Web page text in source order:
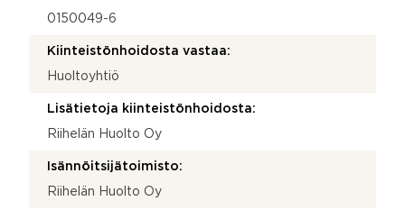
0150049-6
Kiinteistönhoidosta vastaa:
Huoltoyhtiö
Lisätietoja kiinteistönhoidosta:
Riihelän Huolto Oy
Isännöitsijätoimisto:
Riihelän Huolto Oy